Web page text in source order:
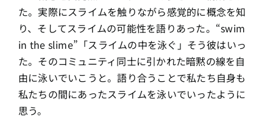
た。実際にスライムを触りながら感覚的に概念を知
り、そしてスライムの可能性を語りあった。“swim
in the slime”「スライムの中を泳ぐ」そう彼はいっ
た。そのコミュニティ同士に引かれた暗黙の線を自
由に泳いでいこうと。語り合うことで私たち自身も
私たちの間にあったスライムを泳いでいったように
思う。